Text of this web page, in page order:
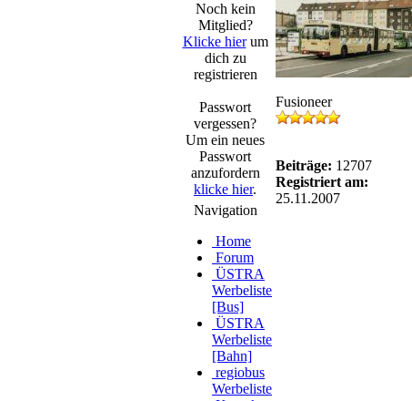
Noch kein
Mitglied?
Klicke hierum
dich zu
registrieren
Passwort
vergessen?
Um ein neues
Passwort
anzufordern
klicke hier.
Navigation
Home
Forum
ÜSTRA
Werbeliste
[Bus]
ÜSTRA
Werbeliste
[Bahn]
regiobus
Werbeliste
Fusioneer
Beiträge: 12707
Registriert am:
25.11.2007